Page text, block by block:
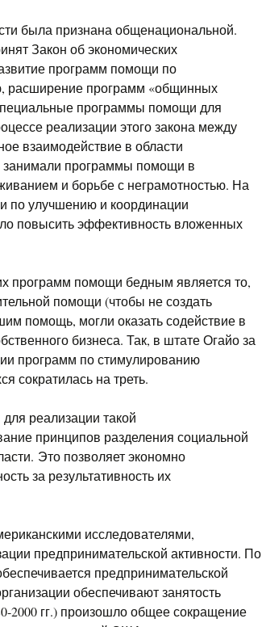
была признана общенациональной.
Закон об экономических
программ помощи по
расширение программ «общинных
программы помощи для
реализации этого закона между
взаимодействие в области
занимали программы помощи в
и борьбе с неграмотностью. На
по улучшению и координации
повысить эффективность вложенных
программ помощи бедным является то,
помощи (чтобы не создать
помощь, могли оказать содействие в
бизнеса. Так, в штате Огайо за
программ по стимулированию
сократилась на треть.
реализации такой
принципов разделения социальной
Это позволяет экономно
за результативность их
исследователями,
предпринимательской активности. По
предпринимательской
обеспечивают занятость
2000 гг.) произошло общее сокращение